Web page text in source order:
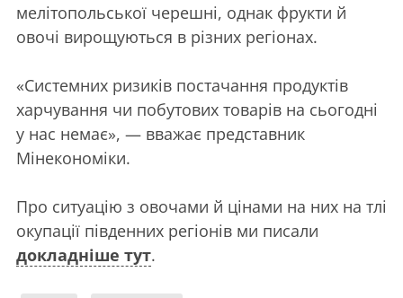
мелітопольської черешні, однак фрукти й
овочі вирощуються в різних регіонах.
«Системних ризиків постачання продуктів
харчування чи побутових товарів на сьогодні
у нас немає», — вважає представник
Мінекономіки.
Про ситуацію з овочами й цінами на них на тлі
окупації південних регіонів ми писали
докладніше тут.